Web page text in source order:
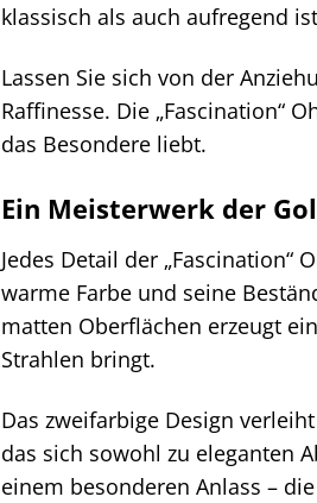
klassisch als auch aufregend
Lassen Sie sich von der
Raffinesse. Die „Fascination“
das Besondere liebt.
Ein Meisterwerk der
Jedes Detail der
warme Farbe und seine
matten Oberflächen erzeugt
Strahlen bringt.
Das zweifarbige Design
das sich sowohl zu eleganten
einem besonderen Anlass –